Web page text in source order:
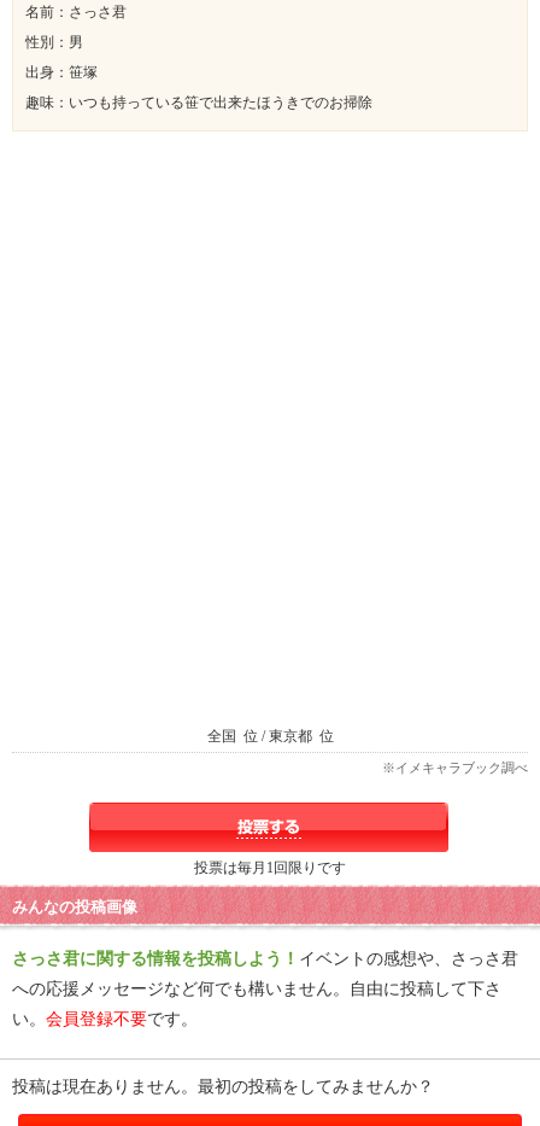
名前：さっさ君
性別：男
出身：笹塚
趣味：いつも持っている笹で出来たほうきでのお掃除
全国 位 / 東京都 位
※イメキャラブック調べ
投票は毎月1回限りです
みんなの投稿画像
さっさ君に関する情報を投稿しよう！ イベントの感想や、さっさ君
への応援メッセージなど何でも構いません。自由に投稿して下さ
い。 会員登録不要です。
投稿は現在ありません。最初の投稿をしてみませんか？